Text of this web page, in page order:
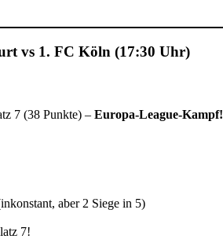
vs 1. FC Köln (17:30 Uhr)
7 (38 Punkte) – Europa-League-Kampf!
aber 2 Siege in 5)
7!